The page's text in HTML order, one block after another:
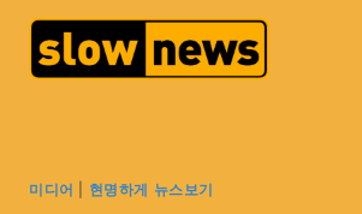
미디어 현명하게 뉴스보기